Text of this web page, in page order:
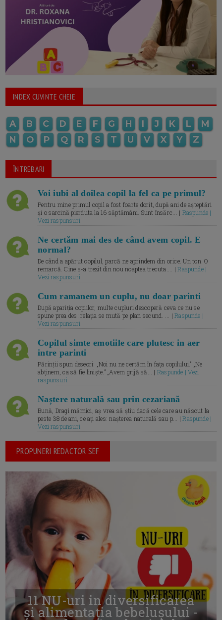
INDEX CUVINTE CHEIE
A B C D E F G H I J K L
M
N
O P Q R S T U V X Y Z
ÎNTREBARI
Voi iubi al doilea copil la fel ca pe primul?
Pentru mine primul copil a fost foarte dorit, după ani de așteptări
și o sarcină pierduta la 16 săptămâni. Sunt însărc... | Raspunde |
Vezi raspunsuri
Ne certăm mai des de când avem copil. E
normal?
De când a apărut copilul, parcă ne aprindem din orice. Un ton. O
remarcă. Cine s-a trezit din nou noaptea trecuta.... |Raspunde |
Vezi raspunsuri
Cum ramanem un cuplu, nu doar parinti
După apariția copiilor, multe cupluri descoperă ceva ce nu se
spune prea des: relația se mută pe plan secund. ... |Raspunde |
Vezi raspunsuri
Copilul simte emotiile care plutesc in aer
intre parinti
Părinții spun deseori: „Noi nu ne certăm în fața copilului.” „Ne
abținem, ca să fie liniște.” „Avem grijă să... | Raspunde | Vezi
raspunsuri
Naștere naturală sau prin cezariană
Bună, Dragi mămici, aș vrea să știu dacă cele care au născut la
peste 38 de ani, ce ați ales: nașterea naturală sau p... |Raspunde |
Vezi raspunsuri
PROPUNERI REDACTOR SEF
11 NU-uri in diversificarea
și alimentația bebelușului -